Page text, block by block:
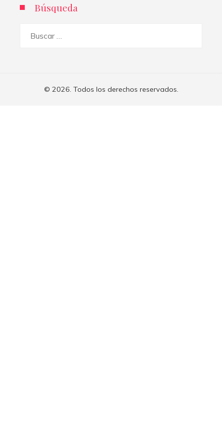
Búsqueda
© 2026. Todos los derechos reservados.